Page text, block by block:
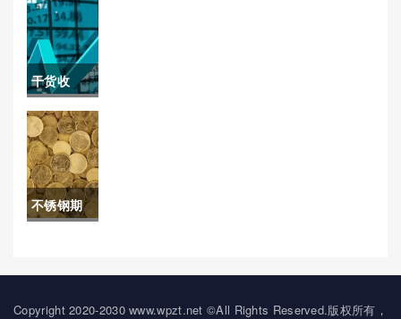
时间(煤炭
期货指数
交易时间
表)
干货收
藏！美黄
金原油期
货喊单：
市场动态
不锈钢期
玩手机(期
货不锈钢
Copyright 2020-2030 www.wpzt.net ©All Rights Reserved.版权所有，